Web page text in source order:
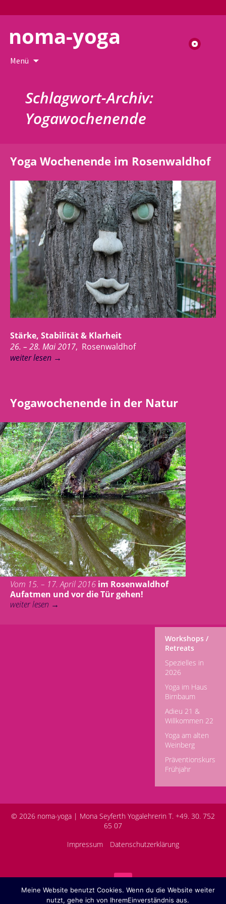
noma-yoga
Suchen
nach:
Menü
Schlagwort-Archiv:
Yogawochenende
Yoga Wochenende im Rosenwaldhof
Stärke, Stabilität & Klarheit
26. – 28. Mai 2017, Rosenwaldhof
weiter lesen →
Yogawochenende in der Natur
Vom 15. – 17. April 2016 im Rosenwaldhof
Aufatmen und vor die Tür gehen!
weiter lesen →
Workshops /
Retreats
Spezielles in
2026
Yoga im Haus
Birnbaum
Adieu 21 &
Willkommen 22
Yoga am alten
Weinberg
Präventionskurs
Frühjahr
© 2026 noma-yoga | Mona Seyferth Yogalehrerin T. +49. 30. 752
65 07
Impressum
Datenschutzerklärung
Meine Website benutzt Cookies. Wenn du die Website weiter
nutzt, gehe ich von IhremEinverständnis aus.